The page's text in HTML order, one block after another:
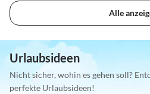
Alle
Urlaubsideen
Nicht sicher, wohin es gehen soll?
perfekte Urlaubsideen!